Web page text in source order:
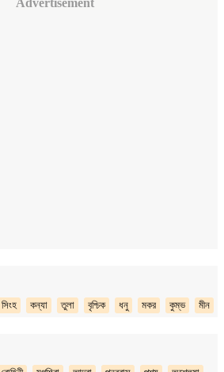
Advertisement
সিংহ কন্যা তুলা বৃশ্চিক ধনু মকর কুম্ভ মীন